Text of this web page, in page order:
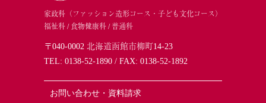
家政科（ファッション造形コース・子ども文化コース）
福祉科 / 食物健康科 / 普通科
〒040-0002 北海道函館市柳町14-23
TEL: 0138-52-1890 / FAX: 0138-52-1892
お問い合わせ・資料請求